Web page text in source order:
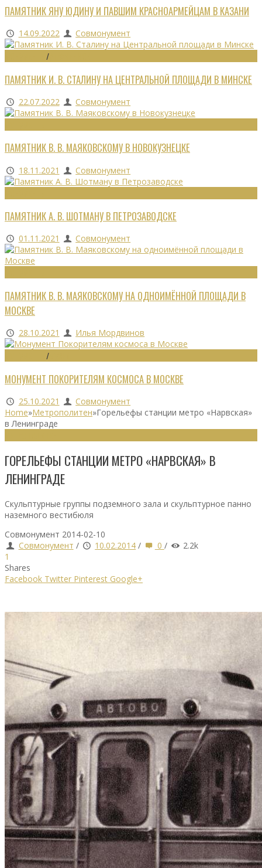
ПАМЯТНИК ЯНУ ЮДИНУ И ПАВШИМ КРАСНОАРМЕЙЦАМ В КАЗАНИ
14.09.2022 Совмонумент
/
ПАМЯТНИК И. В. СТАЛИНУ НА ЦЕНТРАЛЬНОЙ ПЛОЩАДИ В МИНСКЕ
22.07.2022 Совмонумент
ПАМЯТНИК В. В. МАЯКОВСКОМУ В НОВОКУЗНЕЦКЕ
18.11.2021 Совмонумент
ПАМЯТНИК А. В. ШОТМАНУ В ПЕТРОЗАВОДСКЕ
01.11.2021 Совмонумент
ПАМЯТНИК В. В. МАЯКОВСКОМУ НА ОДНОИМЁННОЙ ПЛОЩАДИ В
МОСКВЕ
28.10.2021 Илья Мордвинов
/
МОНУМЕНТ ПОКОРИТЕЛЯМ КОСМОСА В МОСКВЕ
25.10.2021
Совмонумент
Home»Метрополитен»Горельефы станции метро «Нарвская»
в Ленинграде
ГОРЕЛЬЕФЫ СТАНЦИИ МЕТРО «НАРВСКАЯ» В
ЛЕНИНГРАДЕ
Скульптурные группы подземного зала и скульптурное панно
наземного вестибюля
Совмонумент 2014-02-10
Совмонумент / 10.02.2014 / 0 /
2.2k
1
Shares
Facebook Twitter Pinterest Google+